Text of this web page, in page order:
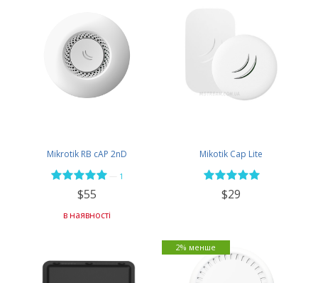
Mikrotik RB cAP 2nD
1
$55
в наявності
Mikotik Cap Lite
$29
2% менше